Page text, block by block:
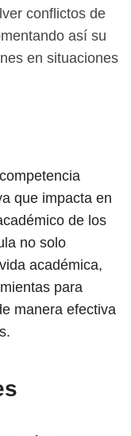
conflictos de
así su
en situaciones
que impacta en
de los
no solo
académica,
para
manera efectiva